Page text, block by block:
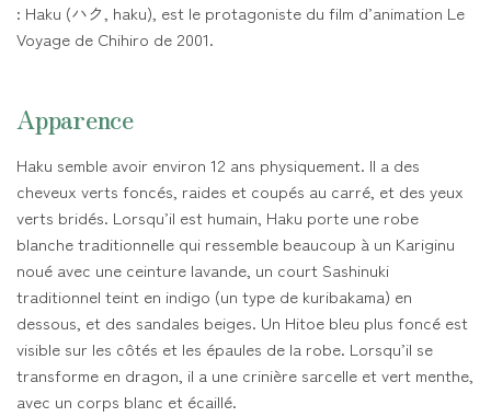
: Haku (ハク, haku), est le protagoniste du film d’animation Le
Voyage de Chihiro de 2001.
Apparence
Haku semble avoir environ 12 ans physiquement. Il a des
cheveux verts foncés, raides et coupés au carré, et des yeux
verts bridés. Lorsqu’il est humain, Haku porte une robe
blanche traditionnelle qui ressemble beaucoup à un Kariginu
noué avec une ceinture lavande, un court Sashinuki
traditionnel teint en indigo (un type de kuribakama) en
dessous, et des sandales beiges. Un Hitoe bleu plus foncé est
visible sur les côtés et les épaules de la robe. Lorsqu’il se
transforme en dragon, il a une crinière sarcelle et vert menthe,
avec un corps blanc et écaillé.